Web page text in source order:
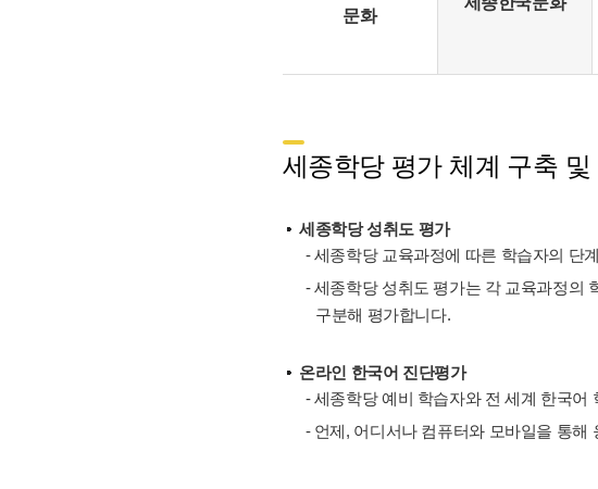
문화
세종학당 평가 체계 구축 및
세종학당 성취도 평가
- 세종학당 교육과정에 따른 학습자의 단
- 세종학당 성취도 평가는 각 교육과정의
구분해 평가합니다.
온라인 한국어 진단평가
- 세종학당 예비 학습자와 전 세계 한국
- 언제, 어디서나 컴퓨터와 모바일을 통해